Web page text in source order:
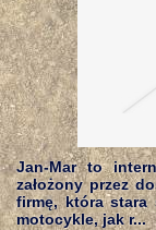
Jan-Mar to
założony przez
firmę, która stara
motocykle, jak r...